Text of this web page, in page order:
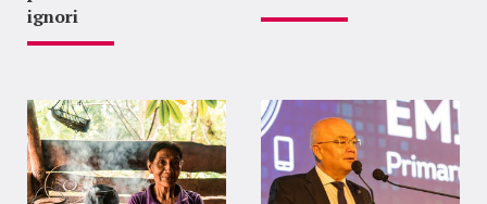
ignori